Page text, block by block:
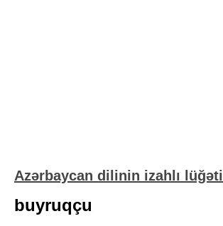
Azərbaycan dilinin izahlı lüğəti
buyruqçu